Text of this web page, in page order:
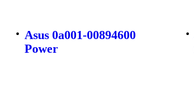
Asus 0a001-00894600
Power